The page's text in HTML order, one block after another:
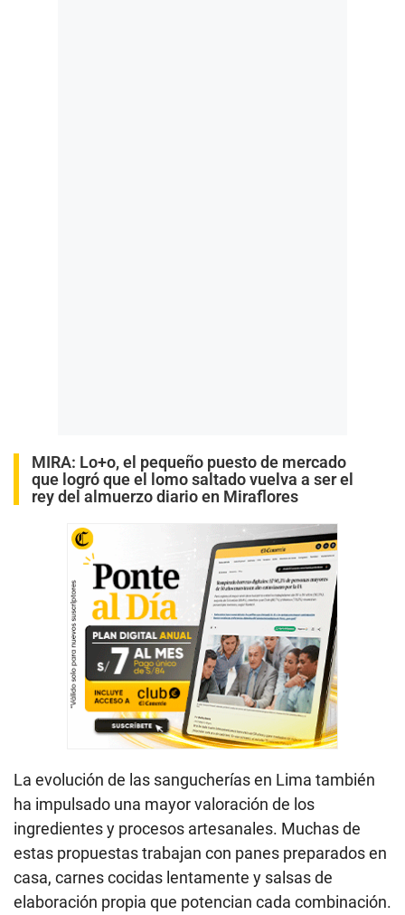
MIRA: Lo+o, el pequeño puesto de mercado
que logró que el lomo saltado vuelva a ser el
rey del almuerzo diario en Miraflores
La evolución de las sangucherías en Lima también
ha impulsado una mayor valoración de los
ingredientes y procesos artesanales. Muchas de
estas propuestas trabajan con panes preparados en
casa, carnes cocidas lentamente y salsas de
elaboración propia que potencian cada combinación.